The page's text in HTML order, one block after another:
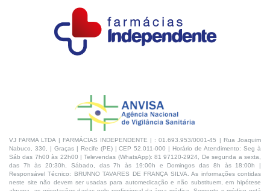
VJ FARMA LTDA | FARMÁCIAS INDEPENDENTE | : 01.693.953/0001-45 | Rua Joaquim
Nabuco, 330, | Graças | Recife (PE) | CEP 52.011-000 | Horário de Atendimento: Seg à
Sáb das 7h00 às 22h00 | Televendas (WhatsApp): 81 97120-2924, De segunda a sexta,
das 7h às 20:30h, Sábado, das 7h às 19:00h e Domingos das 8h às 18:00h |
Responsável Técnico: BRUNNO TAVARES DE FRANÇA SILVA. As informações contidas
neste site não devem ser usadas para automedicação e não substituem, em hipótese